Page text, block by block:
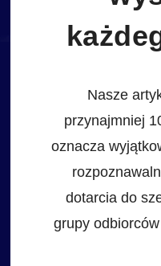
Nasze
przynajmniej
oznacza
dotarcia do
grupy